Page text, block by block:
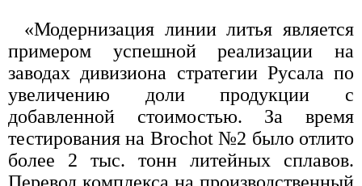
«Модернизация линии литья является
примером успешной реализации на
заводах дивизиона стратегии Русала по
увеличению доли продукции с
добавленной стоимостью. За время
тестирования на Brochot №2 было отлито
более 2 тыс. тонн литейных сплавов.